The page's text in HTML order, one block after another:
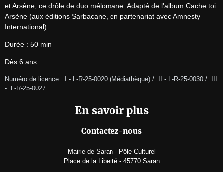
et Arsène, ce drôle de duo mélomane. Adapté de l'album Cache toi
Arsène (aux éditions Sarbacane, en partenariat avec Amnesty
International).
Durée : 50 min
Dès 6 ans
Numéro de licence : I - L-R-25-0020 (Médiathèque) /  II - L-R-25-0030 /  III
-  L-R-25-0027
En savoir plus
Contactez-nous
Mairie de Saran - Pôle Culturel
Place de la Liberté - 45770 Saran